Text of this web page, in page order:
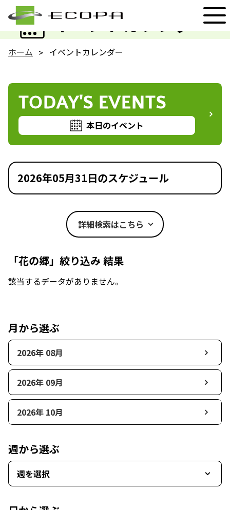
イベントカレンダー
EVENT
ホーム イベントカレンダー
TODAY'S EVENTS
本日のイベント
2026年05月31日のスケジュール
詳細検索はこちら
「花の郷」絞り込み 結果
該当するデータがありません。
月から選ぶ
2026年 08月
2026年 09月
2026年 10月
週から選ぶ
週を選択